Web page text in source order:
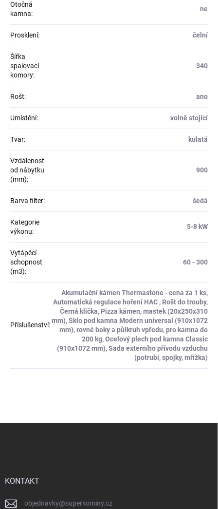
Otočná
kamna:
ne
Prosklení: čelní
Šířka
spalovací
komory:
340
Rošt: ano
Umístění: volně stojící
Tvar: kulatá
Vzdálenost
od nábytku
(mm):
900
Barva filter: šedá
Kategorie
výkonu:
5-8 kW
Vytápěcí
schopnost
(m3):
60 - 300
Příslušenství:
Akumulační kámen Thermastone - cena za 1 ks,
Automatická regulace hoření HAC , Rošt do trouby,
Černá klička, Pizza kámen, mastek (20x250x310
mm), Sklo pod kamna Modern universal (910x1072
mm), rovné boky a půlkruh vpředu, pro kamna do
200 kg, Ocelový plech pod kamna Classic
(910x1072 mm), Sada externího přívodu vzduchu
(potrubí, spojky, mřížka)
KONTAKT
objednavky@superkominy.cz